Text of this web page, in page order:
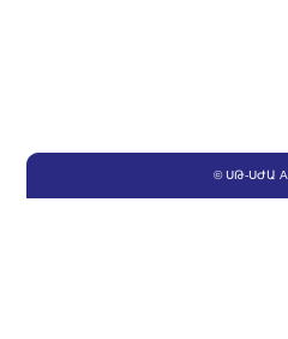
©ՍԹ-ՍԺԱ